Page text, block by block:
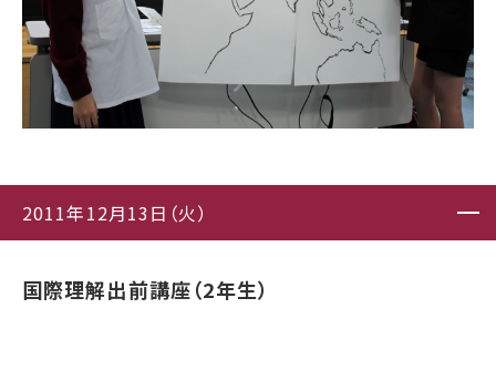
2011年12月13日（火）
国際理解出前講座（2年生）